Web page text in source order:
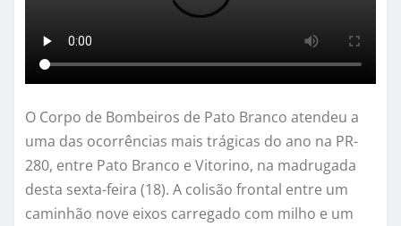
O Corpo de Bombeiros de Pato Branco atendeu a
uma das ocorrências mais trágicas do ano na PR-
280, entre Pato Branco e Vitorino, na madrugada
desta sexta-feira (18). A colisão frontal entre um
caminhão nove eixos carregado com milho e um